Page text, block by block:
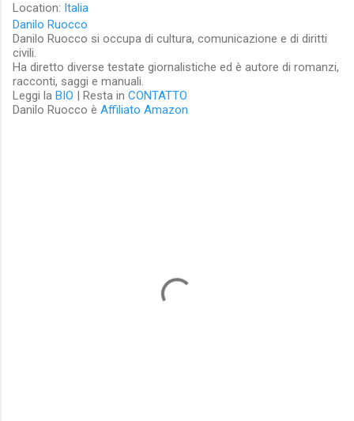
Location: Italia
Danilo Ruocco
Danilo Ruocco si occupa di cultura, comunicazione e di diritti
civili.
Ha diretto diverse testate giornalistiche ed è autore di romanzi,
racconti, saggi e manuali.
Leggi la BIO | Resta in CONTATTO
Danilo Ruocco è Affiliato Amazon